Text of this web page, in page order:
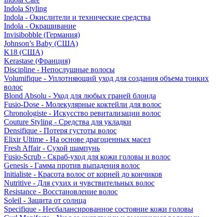
Indola Styling
Indola - Окислители и технические средства
Indola - Окрашивание
Invisibobble (Германия)
Johnson’s Baby (США)
K18 (США)
Kerastase (Франция)
Discipline - Непослушные волосы
Volumifique - Уплотняющий уход для создания объема тонких
волос
Blond Absolu - Уход для любых граней блонда
Fusio-Dose - Молекулярные коктейли для волос
Chronologiste - Искусство ревитализации волос
Couture Styling - Средства для укладки
Densifique - Потеря густоты волос
Elixir Ultime - На основе драгоценных масел
Fresh Affair - Сухой шампунь
Fusio-Scrub - Скраб-уход для кожи головы и волос
Genesis - Гамма против выпадения волос
Initialiste - Красота волос от корней до кончиков
Nutritive - Для сухих и чувствительных волос
Resistance - Восстановление волос
Soleil - Защита от солнца
Specifique - Несбалансированное состояние кожи головы